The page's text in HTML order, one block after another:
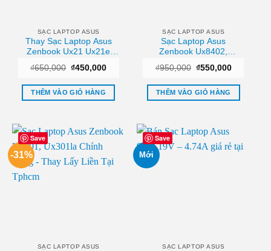
SẠC LAPTOP ASUS
Thay Sạc Laptop Asus
Zenbook Ux21 Ux21e
Lấy Liền Tại Chỗ
₫650,000 Giá
là:
₫650,000.
₫450,000Giá
tại
₫450,000.
THÊM VÀO GIỎ HÀNG
SẠC LAPTOP ASUS
Sạc Laptop Asus
Zenbook Ux8402,
Ux8402vu, Ux8402vv
Chính Hãng – Trung Tâm
Thay Thế Uy Tín Tphcm
₫950,000 Giá
là:
₫950,000.
₫550,000Giá
tại
₫550,000.
THÊM VÀO GIỎ HÀNG
Save
-31%
SẠC LAPTOP ASUS
Save
Mới
SẠC LAPTOP ASUS